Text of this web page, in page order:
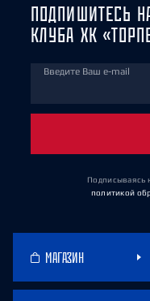
ПОДПИШИТЕСЬ
КЛУБА ХК
Введите Ваш e-mail
Подписываясь
политикой
МАГАЗИН